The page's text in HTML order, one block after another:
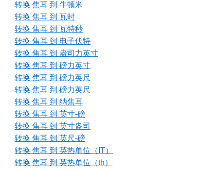
转换 焦耳 到 牛顿米
转换 焦耳 到 瓦时
转换 焦耳 到 瓦特秒
转换 焦耳 到 电子伏特
转换 焦耳 到 盎司力英寸
转换 焦耳 到 磅力英寸
转换 焦耳 到 磅力英尺
转换 焦耳 到 磅力英尺
转换 焦耳 到 纳焦耳
转换 焦耳 到 英寸-磅
转换 焦耳 到 英寸盎司
转换 焦耳 到 英尺-磅
转换 焦耳 到 英热单位（IT）
转换 焦耳 到 英热单位（th）